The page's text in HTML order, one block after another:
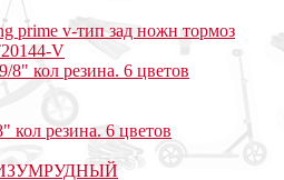
prime v-тип зад ножн тормоз
V
кол резина. 6 цветов